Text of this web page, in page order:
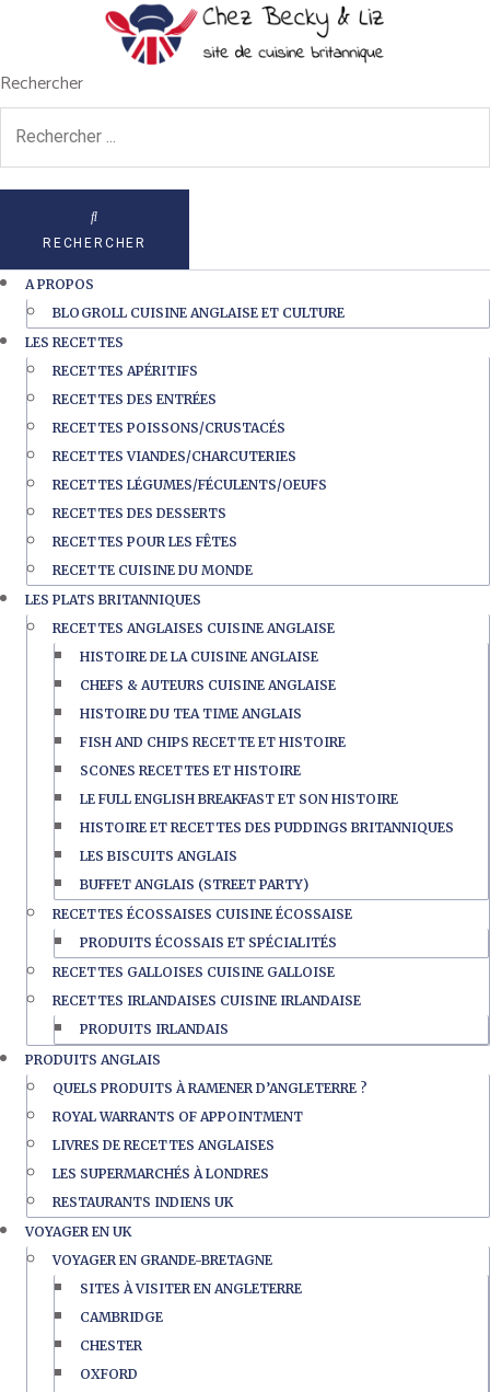
Rechercher
RECHERCHER
A PROPOS
BLOGROLL CUISINE ANGLAISE ET CULTURE
LES RECETTES
RECETTES APÉRITIFS
RECETTES DES ENTRÉES
RECETTES POISSONS/CRUSTACÉS
RECETTES VIANDES/CHARCUTERIES
RECETTES LÉGUMES/FÉCULENTS/OEUFS
RECETTES DES DESSERTS
RECETTES POUR LES FÊTES
RECETTE CUISINE DU MONDE
LES PLATS BRITANNIQUES
RECETTES ANGLAISES CUISINE ANGLAISE
HISTOIRE DE LA CUISINE ANGLAISE
CHEFS & AUTEURS CUISINE ANGLAISE
HISTOIRE DU TEA TIME ANGLAIS
FISH AND CHIPS RECETTE ET HISTOIRE
SCONES RECETTES ET HISTOIRE
LE FULL ENGLISH BREAKFAST ET SON HISTOIRE
HISTOIRE ET RECETTES DES PUDDINGS BRITANNIQUES
LES BISCUITS ANGLAIS
BUFFET ANGLAIS (STREET PARTY)
RECETTES ÉCOSSAISES CUISINE ÉCOSSAISE
PRODUITS ÉCOSSAIS ET SPÉCIALITÉS
RECETTES GALLOISES CUISINE GALLOISE
RECETTES IRLANDAISES CUISINE IRLANDAISE
PRODUITS IRLANDAIS
PRODUITS ANGLAIS
QUELS PRODUITS À RAMENER D’ANGLETERRE ?
ROYAL WARRANTS OF APPOINTMENT
LIVRES DE RECETTES ANGLAISES
LES SUPERMARCHÉS À LONDRES
RESTAURANTS INDIENS UK
VOYAGER EN UK
VOYAGER EN GRANDE-BRETAGNE
SITES À VISITER EN ANGLETERRE
CAMBRIDGE
CHESTER
OXFORD